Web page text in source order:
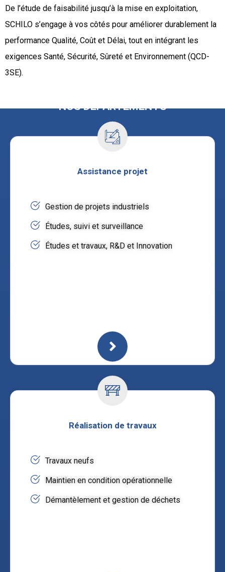
De l’étude de faisabilité jusqu’à la mise en exploitation,
SCHILO s’engage à vos côtés pour améliorer durablement la
performance Qualité, Coût et Délai, tout en intégrant les
exigences Santé, Sécurité, Sûreté et Environnement (QCD-
3SE).
NOS DÉPARTEMENTS
Assistance projet
Gestion de projets industriels
Études, suivi et surveillance
Études et travaux, R&D et Innovation
Réalisation de travaux
Travaux neufs
Maintien en condition opérationnelle
Démantèlement et gestion de déchets